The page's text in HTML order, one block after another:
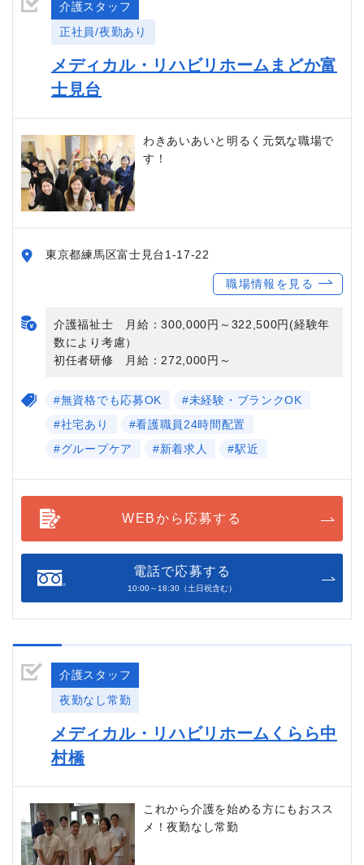
介護スタッフ
正社員/夜勤あり
メディカル・リハビリホームまどか富
士見台
わきあいあいと明るく元気な職場で
す！
東京都練馬区富士見台1-17-22
職場情報を見る
介護福祉士 月給：300,000円～322,500円(経験年
数により考慮）
初任者研修 月給：272,000円～
#無資格でも応募OK
#未経験・ブランクOK
#社宅あり
#看護職員24時間配置
#グループケア
#新着求人 #駅近
WEBから応募する
電話で応募する
10:00～18:30（土日祝含む）
介護スタッフ
夜勤なし常勤
メディカル・リハビリホームくらら中
村橋
これから介護を始める方にもおスス
メ！夜勤なし常勤